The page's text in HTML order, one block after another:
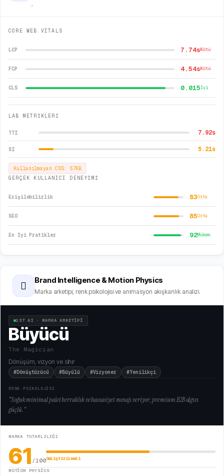
↗
CORE WEB VITALS
LCP 7.74sKötü
FCP 4.54sKötü
CLS 0.015İyi
LAB METRİKLERİ
TTI 7.92s
SI 5.21s
Kullanılmayan CSS: 57KB
GERÇEK KULLANICI DENEYİMİ
Erişilebilirlik 83Orta
SEO 85Orta
En İyi Pratikler 92Mükem.
🫆 Brand Intelligence & Motion Physics
Marka arketipi, renk psikolojisi ve animasyon akışkanlık analizi.
1ST AI · MARKA ARKETİPİ
Büyücü
The Magician
Dönüşüm, vizyon ve sihir
#Dönüştürücü #Büyülü #Vizyoner #Yenilikçi
RENK PSİKOLOJİSİ
"Soğuk minimal palet berraklık ve hassasiyet mesajı veriyor; premium B2B algısı
güçlü."
MARKA TUTARLILIĞI
61 /100Geliştirilmeli
MOTION PHYSICS